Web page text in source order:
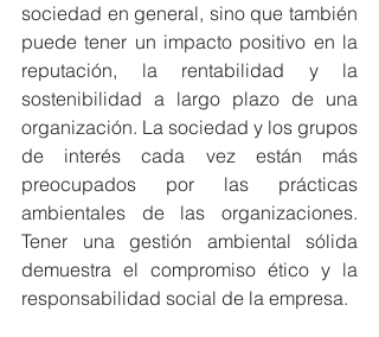
sociedad en general, sino que también
puede tener un impacto positivo en la
reputación, la rentabilidad y la
sostenibilidad a largo plazo de una
organización. La sociedad y los grupos
de interés cada vez están más
preocupados por las prácticas
ambientales de las organizaciones.
Tener una gestión ambiental sólida
demuestra el compromiso ético y la
responsabilidad social de la empresa.